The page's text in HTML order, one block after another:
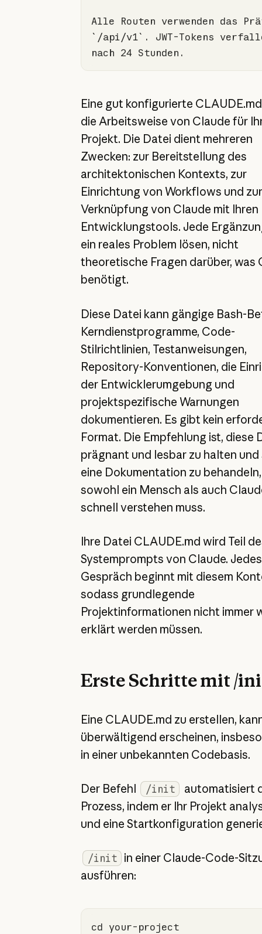
`/api/v1` . JWT-Tokens
Eine gut konfigurierte
die Arbeitsweise von Claude für
Projekt. Die Datei dient mehreren
Zwecken: zur Bereitstellung des
architektonischen Kontexts, zur
Einrichtung von Workflows und zur
Verknüpfung von Claude mit Ihren
Entwicklungstools. Jede
ein reales Problem lösen, nicht
theoretische Fragen darüber, was
benötigt.
Diese Datei kann gängige Bash-
Kerndienstprogramme, Code-
Stilrichtlinien, Testanweisungen,
Repository-Konventionen, die
der Entwicklerumgebung und
projektspezifische Warnungen
dokumentieren. Es gibt kein
Format. Die Empfehlung ist, diese
prägnant und lesbar zu halten und
eine Dokumentation zu
sowohl ein Mensch als auch
schnell verstehen muss.
Ihre Datei CLAUDE.md wird Teil
Systemprompts von Claude. Jedes
Gespräch beginnt mit diesem
sodass grundlegende
Projektinformationen nicht immer
erklärt werden müssen.
Erste Schritte mit /
Eine CLAUDE.md zu erstellen,
überwältigend erscheinen,
in einer unbekannten Codebasis.
Der Befehl /init
automatisiert
Prozess, indem er Ihr Projekt
und eine Startkonfiguration
/init
in einer Claude-Code-
ausführen:
cd
your-project